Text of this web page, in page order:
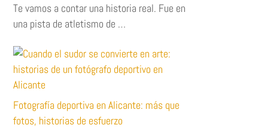
Te vamos a contar una historia real. Fue en
una pista de atletismo de …
Fotografía deportiva en Alicante: más que
fotos, historias de esfuerzo